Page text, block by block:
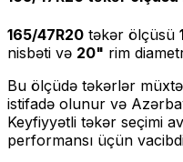
165/47R20 təkər ölçüsü
nisbəti və 20" rim
Bu ölçüdə təkərlər
istifadə olunur və
Keyfiyyətli təkər seçimi
performansı üçün